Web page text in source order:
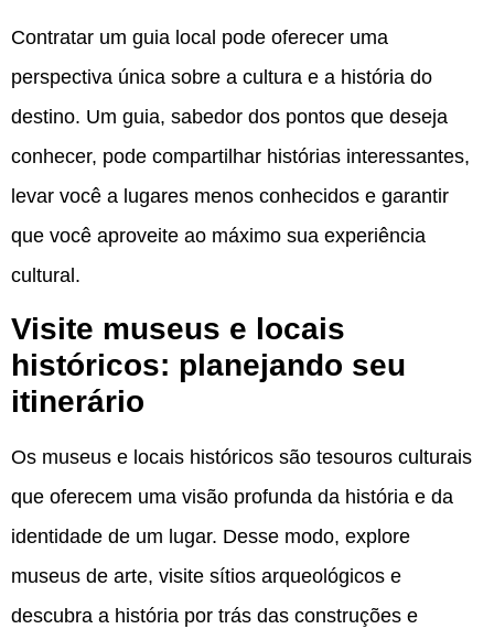
Contratar um guia local pode oferecer uma
perspectiva única sobre a cultura e a história do
destino. Um guia, sabedor dos pontos que deseja
conhecer, pode compartilhar histórias interessantes,
levar você a lugares menos conhecidos e garantir
que você aproveite ao máximo sua experiência
cultural.
Visite museus e locais
históricos: planejando seu
itinerário
Os museus e locais históricos são tesouros culturais
que oferecem uma visão profunda da história e da
identidade de um lugar. Desse modo, explore
museus de arte, visite sítios arqueológicos e
descubra a história por trás das construções e